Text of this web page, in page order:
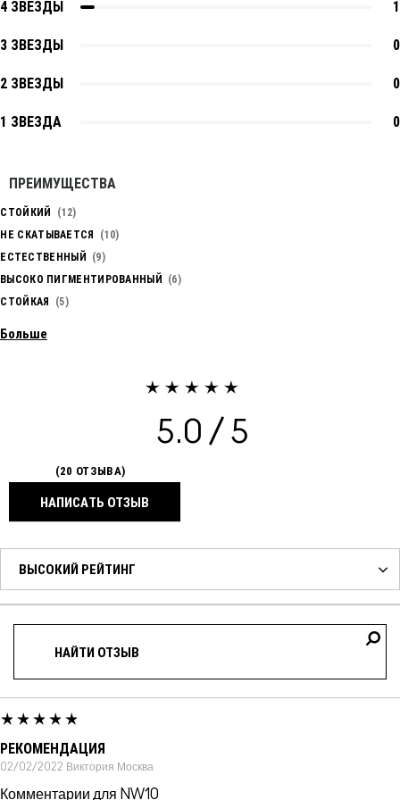
4 ЗВЕЗДЫ 1
3 ЗВЕЗДЫ 0
2 ЗВЕЗДЫ 0
1 ЗВЕЗДА 0
ПРЕИМУЩЕСТВА
СТОЙКИЙ
12
НЕ СКАТЫВАЕТСЯ
10
ЕСТЕСТВЕННЫЙ
9
ВЫСОКО ПИГМЕНТИРОВАННЫЙ
6
СТОЙКАЯ
5
Больше
5.0
20 ОТЗЫВА
НАПИСАТЬ ОТЗЫВ
РЕКОМЕНДАЦИЯ
02/02/2022 Виктория Москва
Комментарии для NW10